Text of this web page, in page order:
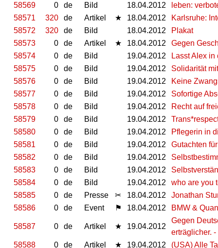
58569
0 de Bild 18.04.2012
leben:
58571
320 de Artikel ★ 18.04.2012
Karlsruhe:
58572
320 de Bild 18.04.2012
Plakat
58573
0 de Artikel ★ 18.04.2012
Gegen
58574
0 de Bild 19.04.2012
Lasst Alex
58575
0 de Bild 19.04.2012
Solidarität
58576
0 de Bild 19.04.2012
Keine
58577
0 de Bild 19.04.2012
Sofortige
58578
0 de Bild 19.04.2012
Recht auf
58579
0 de Bild 19.04.2012
58580
0 de Bild 19.04.2012
Pflegerin in
58581
0 de Bild 19.04.2012
Gutachten
58582
0 de Bild 19.04.2012
58583
0 de Bild 19.04.2012
58584
0 de Bild 19.04.2012
who are you
58585
0 de Presse ✂ 18.04.2012
Jonathan
58586
0 de Event ⚑ 18.04.2012 BMW &
58587 0 de Artikel ★ 19.04.2012
Gegen
erträglicher.
58588
0 de Artikel ★ 19.04.2012
(USA) Alle